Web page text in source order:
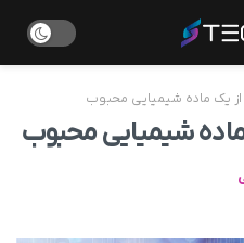
از یک ماده شیمیایی محبوب
شیمیایی محبوب